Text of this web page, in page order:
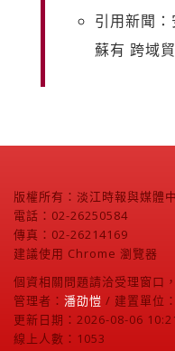
引用新聞
蘇有 跨域
版權所有：淡江時報與媒體
電話：02-26250584
傳真：02-26214169
建議使用 Chrome 瀏覽器
個資相關問題請洽受理窗口
管理者： 潘劭愷 / 建置單位：
更新日期：2026-08-06
線上人數：1053